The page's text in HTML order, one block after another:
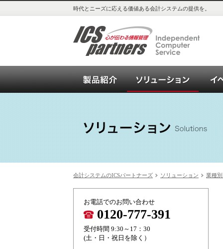
時代とニーズに応える価値ある会計システムの提供を。
会計システム_OPEN21シリー
ソリ
会計システムのICSパートナーズ ソリューション 業種
お電話でのお問い合わせ
0120-777-391
受付時間 9:30～17：30
(土・日・祝日を除く）